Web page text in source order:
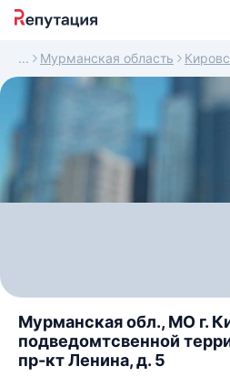
Мурманская область
Мурманская обл., МО г.
подведомтсвенной
пр-кт Ленина, д. 5